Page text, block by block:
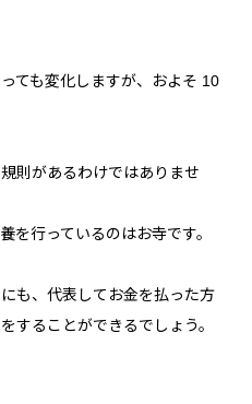
ても変化しますが、およそ 10
則があるわけではありませ
を行っているのはお寺です。
も、代表してお金を払った方
することができるでしょう。